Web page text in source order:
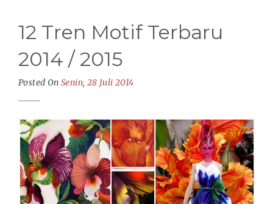
12 Tren Motif Terbaru
2014 / 2015
Posted OnSenin, 28 Juli 2014